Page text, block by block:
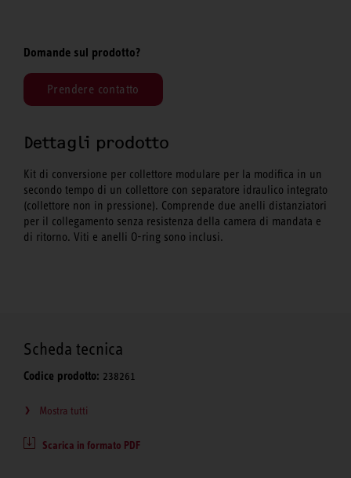
Domande sul prodotto?
Prendere contatto
Dettagli prodotto
Kit di conversione per collettore modulare per la modifica in un
secondo tempo di un collettore con separatore idraulico integrato
(collettore non in pressione). Comprende due anelli distanziatori
per il collegamento senza resistenza della camera di mandata e
di ritorno. Viti e anelli O-ring sono inclusi.
Scheda tecnica
Codice prodotto: 238261
Mostra tutti
Scarica in formato PDF